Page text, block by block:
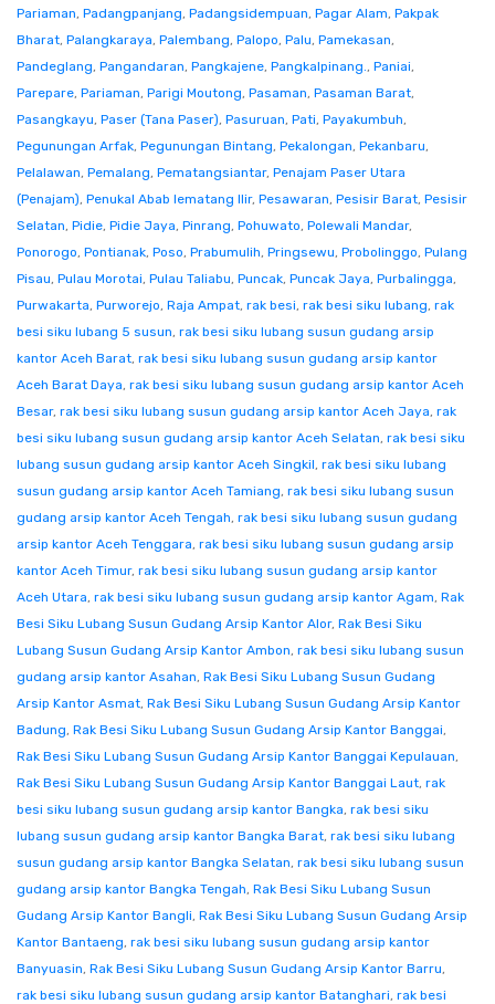
Pariaman, Padangpanjang, Padangsidempuan, Pagar Alam, Pakpak
Bharat, Palangkaraya, Palembang, Palopo, Palu, Pamekasan,
Pandeglang, Pangandaran, Pangkajene, Pangkalpinang., Paniai,
Parepare, Pariaman, Parigi Moutong, Pasaman, Pasaman Barat,
Pasangkayu, Paser (Tana Paser), Pasuruan, Pati, Payakumbuh,
Pegunungan Arfak, Pegunungan Bintang, Pekalongan, Pekanbaru,
Pelalawan, Pemalang, Pematangsiantar, Penajam Paser Utara
(Penajam), Penukal Abab lematang Ilir, Pesawaran, Pesisir Barat, Pesisir
Selatan, Pidie, Pidie Jaya, Pinrang, Pohuwato, Polewali Mandar,
Ponorogo, Pontianak, Poso, Prabumulih, Pringsewu, Probolinggo, Pulang
Pisau, Pulau Morotai, Pulau Taliabu, Puncak, Puncak Jaya, Purbalingga,
Purwakarta, Purworejo, Raja Ampat, rak besi, rak besi siku lubang, rak
besi siku lubang 5 susun, rak besi siku lubang susun gudang arsip
kantor Aceh Barat, rak besi siku lubang susun gudang arsip kantor
Aceh Barat Daya, rak besi siku lubang susun gudang arsip kantor Aceh
Besar, rak besi siku lubang susun gudang arsip kantor Aceh Jaya, rak
besi siku lubang susun gudang arsip kantor Aceh Selatan, rak besi siku
lubang susun gudang arsip kantor Aceh Singkil, rak besi siku lubang
susun gudang arsip kantor Aceh Tamiang, rak besi siku lubang susun
gudang arsip kantor Aceh Tengah, rak besi siku lubang susun gudang
arsip kantor Aceh Tenggara, rak besi siku lubang susun gudang arsip
kantor Aceh Timur, rak besi siku lubang susun gudang arsip kantor
Aceh Utara, rak besi siku lubang susun gudang arsip kantor Agam, Rak
Besi Siku Lubang Susun Gudang Arsip Kantor Alor, Rak Besi Siku
Lubang Susun Gudang Arsip Kantor Ambon, rak besi siku lubang susun
gudang arsip kantor Asahan, Rak Besi Siku Lubang Susun Gudang
Arsip Kantor Asmat, Rak Besi Siku Lubang Susun Gudang Arsip Kantor
Badung, Rak Besi Siku Lubang Susun Gudang Arsip Kantor Banggai,
Rak Besi Siku Lubang Susun Gudang Arsip Kantor Banggai Kepulauan,
Rak Besi Siku Lubang Susun Gudang Arsip Kantor Banggai Laut, rak
besi siku lubang susun gudang arsip kantor Bangka, rak besi siku
lubang susun gudang arsip kantor Bangka Barat, rak besi siku lubang
susun gudang arsip kantor Bangka Selatan, rak besi siku lubang susun
gudang arsip kantor Bangka Tengah, Rak Besi Siku Lubang Susun
Gudang Arsip Kantor Bangli, Rak Besi Siku Lubang Susun Gudang Arsip
Kantor Bantaeng, rak besi siku lubang susun gudang arsip kantor
Banyuasin, Rak Besi Siku Lubang Susun Gudang Arsip Kantor Barru,
rak besi siku lubang susun gudang arsip kantor Batanghari, rak besi